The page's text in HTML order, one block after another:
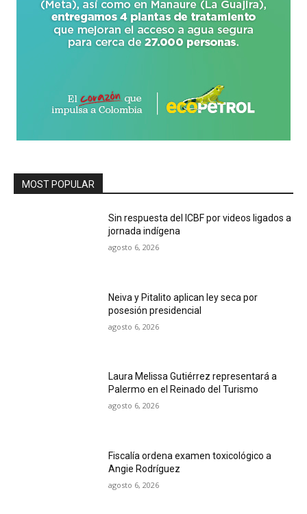
MOST POPULAR
Sin respuesta del ICBF por videos ligados a
jornada indígena
agosto 6, 2026
Neiva y Pitalito aplican ley seca por
posesión presidencial
agosto 6, 2026
Laura Melissa Gutiérrez representará a
Palermo en el Reinado del Turismo
agosto 6, 2026
Fiscalía ordena examen toxicológico a
Angie Rodríguez
agosto 6, 2026